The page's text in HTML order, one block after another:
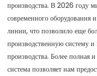
производства. В 2026 году
современного оборудования
линии, что позволило еще
производственную систему
производства. Более полная
система позволяет нам